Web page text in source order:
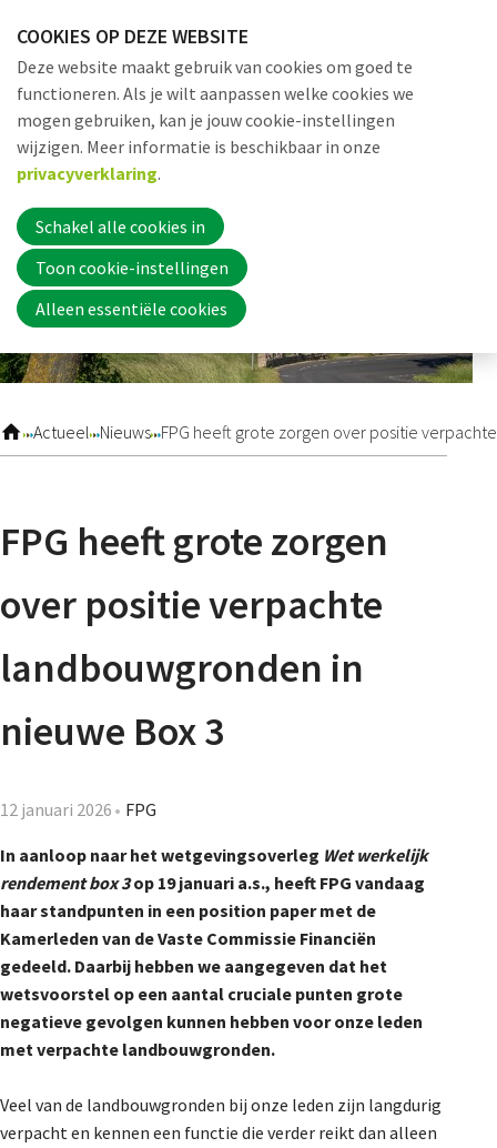
links
over
Jump
to
navigation
to
main
content
Actueel Nieuws FPG heeft grote zorgen over positie
FPG heeft grote zorgen
over positie verpachte
landbouwgronden in
nieuwe Box 3
12 januari 2026 FPG
In aanloop naar het wetgevingsoverleg Wet werkelijk
rendement box 3op 19 januari a.s., heeft FPG vandaag
haar standpunten in een position paper met de
Kamerleden van de Vaste Commissie Financiën
gedeeld. Daarbij hebben we aangegeven dat het
wetsvoorstel op een aantal cruciale punten grote
negatieve gevolgen kunnen hebben voor onze leden
met verpachte landbouwgronden.
Veel van de landbouwgronden bij onze leden zijn langdurig
verpacht en kennen een functie die verder reikt dan alleen
Word nu lid
Nieuwsbrief
Dossiers
De Landeigenaar
Contact
COOKIES OP DEZE WEBSITE
Deze website maakt gebruik van cookies om goed te
functioneren. Als je wilt aanpassen welke cookies we
mogen gebruiken, kan je jouw cookie-instellingen
wijzigen. Meer informatie is beschikbaar in onze
privacyverklaring.
Schakel alle cookies in
Toon cookie-instellingen
Alleen essentiële cookies